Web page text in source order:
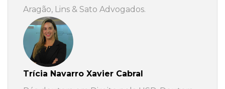
Aragão, Lins & Sato Advogados.
Trícia Navarro Xavier Cabral